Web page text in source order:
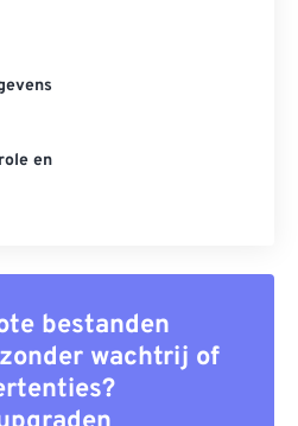
en
bestanden
wachtrij of